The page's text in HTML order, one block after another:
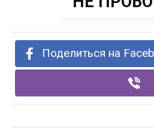
Поделиться на